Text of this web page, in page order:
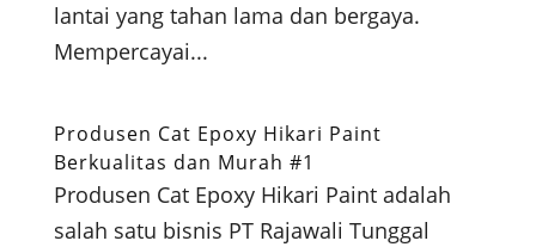
lantai yang tahan lama dan bergaya.
Mempercayai...
Produsen Cat Epoxy Hikari Paint
Berkualitas dan Murah #1
Produsen Cat Epoxy Hikari Paint adalah
salah satu bisnis PT Rajawali Tunggal